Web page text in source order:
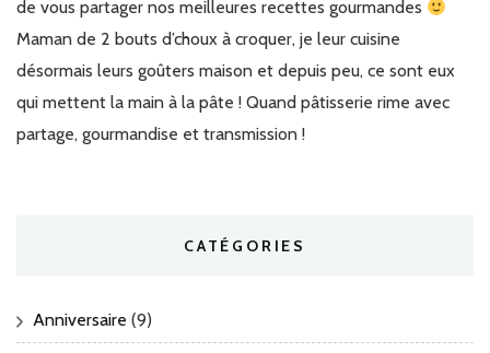
de vous partager nos meilleures recettes gourmandes
Maman de 2 bouts d’choux à croquer, je leur cuisine
désormais leurs goûters maison et depuis peu, ce sont eux
qui mettent la main à la pâte ! Quand pâtisserie rime avec
partage, gourmandise et transmission !
CATÉGORIES
Anniversaire (9)